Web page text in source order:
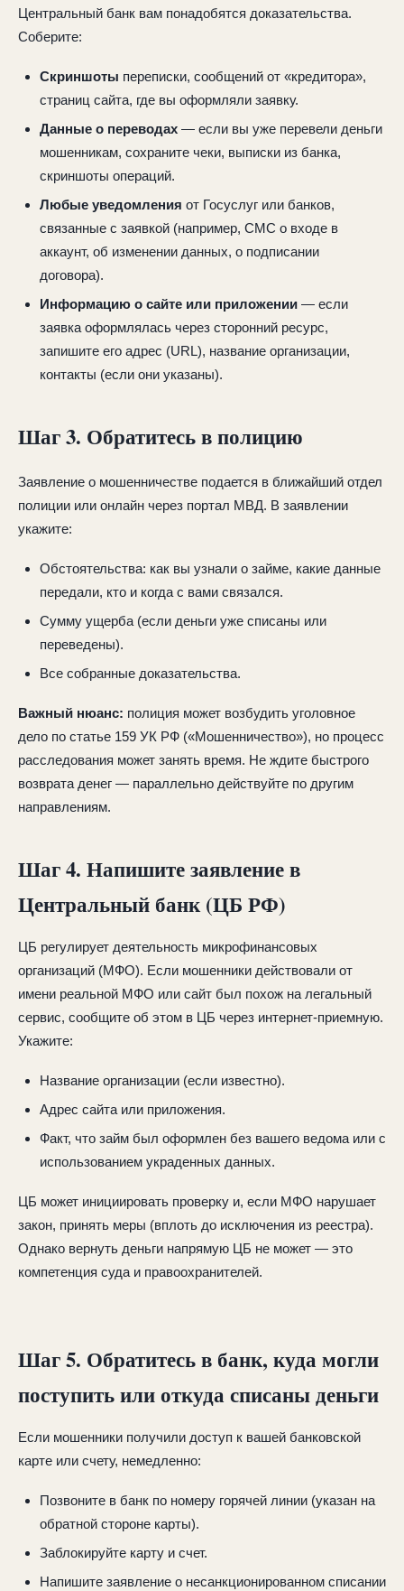
Центральный банк вам понадобятся доказательства.
Соберите:
Скриншоты переписки, сообщений от «кредитора»,
страниц сайта, где вы оформляли заявку.
Данные о переводах — если вы уже перевели деньги
мошенникам, сохраните чеки, выписки из банка,
скриншоты операций.
Любые уведомления от Госуслуг или банков,
связанные с заявкой (например, СМС о входе в
аккаунт, об изменении данных, о подписании
договора).
Информацию о сайте или приложении — если
заявка оформлялась через сторонний ресурс,
запишите его адрес (URL), название организации,
контакты (если они указаны).
Шаг 3. Обратитесь в полицию
Заявление о мошенничестве подается в ближайший отдел
полиции или онлайн через портал МВД. В заявлении
укажите:
Обстоятельства: как вы узнали о займе, какие данные
передали, кто и когда с вами связался.
Сумму ущерба (если деньги уже списаны или
переведены).
Все собранные доказательства.
Важный нюанс: полиция может возбудить уголовное
дело по статье 159 УК РФ («Мошенничество»), но процесс
расследования может занять время. Не ждите быстрого
возврата денег — параллельно действуйте по другим
направлениям.
Шаг 4. Напишите заявление в
Центральный банк (ЦБ РФ)
ЦБ регулирует деятельность микрофинансовых
организаций (МФО). Если мошенники действовали от
имени реальной МФО или сайт был похож на легальный
сервис, сообщите об этом в ЦБ через интернет-приемную.
Укажите:
Название организации (если известно).
Адрес сайта или приложения.
Факт, что займ был оформлен без вашего ведома или с
использованием украденных данных.
ЦБ может инициировать проверку и, если МФО нарушает
закон, принять меры (вплоть до исключения из реестра).
Однако вернуть деньги напрямую ЦБ не может — это
компетенция суда и правоохранителей.
Шаг 5. Обратитесь в банк, куда могли
поступить или откуда списаны деньги
Если мошенники получили доступ к вашей банковской
карте или счету, немедленно:
Позвоните в банк по номеру горячей линии (указан на
обратной стороне карты).
Заблокируйте карту и счет.
Напишите заявление о несанкционированном списании